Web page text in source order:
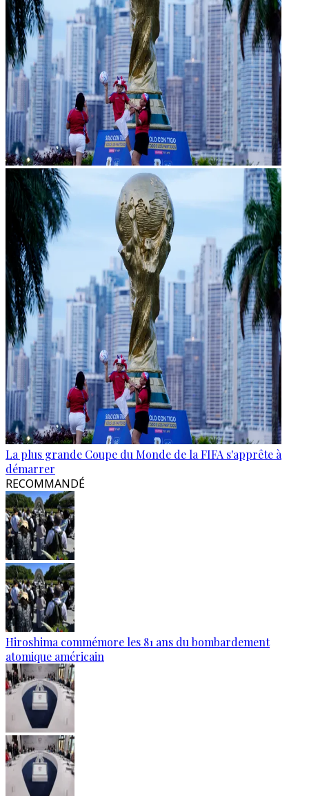
La plus grande Coupe du Monde de la FIFA s'apprête à
démarrer
RECOMMANDÉ
Hiroshima commémore les 81 ans du bombardement
atomique américain